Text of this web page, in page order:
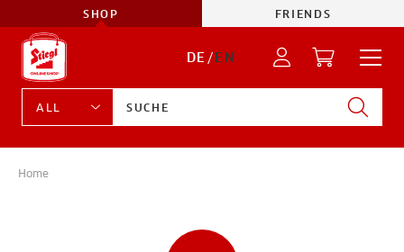
SHOP FRIENDS
DE/EN
Home